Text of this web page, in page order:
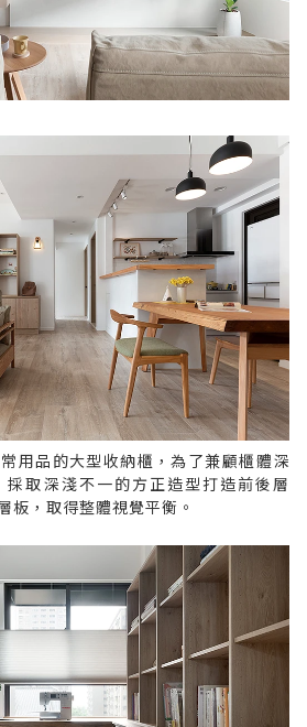
用品的大型收納櫃，為了兼顧櫃體深
取深淺不一的方正造型打造前後層
板，取得整體視覺平衡。